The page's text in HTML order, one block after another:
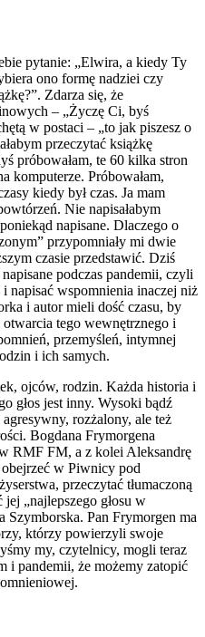
pytanie: „Elwira, a kiedy Ty
ono formę nadziei czy
Zdarza się, że
– „Życzę Ci, byś
w postaci – „to jak piszesz o
przeczytać książkę
próbowałam, te 60 kilka stron
komputerze. Próbowałam,
kiedy był czas. Ja mam
Nie napisałabym
napisane. Dlaczego o
przypomniały mi dwie
czasie przedstawić. Dziś
podczas pandemii, czyli
napisać wspomnienia inaczej niż
i autor mieli dość czasu, by
tego wewnętrznego i
przemyśleń, intymnej
i ich samych.
ojców, rodzin. Każda historia i
głos jest inny. Wysoki bądź
rozżalony, ale też
Bogdana Frymorgena
RMF FM, a z kolei Aleksandrę
w Piwnicy pod
przeczytać tłumaczoną
jej „najlepszego głosu w
Szymborska. Pan Frymorgen ma
którzy powierzyli swoje
my, czytelnicy, mogli teraz
i pandemii, że możemy zatopić